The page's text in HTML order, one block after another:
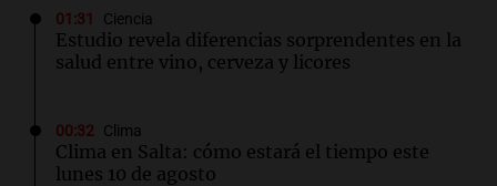
01:31 Ciencia
Estudio revela diferencias sorprendentes en la
salud entre vino, cerveza y licores
00:32 Clima
Clima en Salta: cómo estará el tiempo este
lunes 10 de agosto